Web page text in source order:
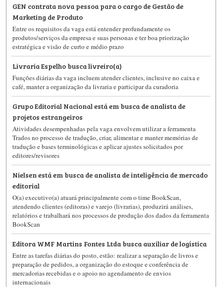
GEN contrata nova pessoa para o cargo de Gestão de
Marketing de Produto
Entre os requisitos da vaga está entender profundamente os
produtos/serviços da empresa e suas personas e ter boa priorização
estratégica e visão de curto e médio prazo
Livraria Espelho busca livreiro(a)
Funções diárias da vaga incluem atender clientes, inclusive no caixa e
café, manter a organização da livraria e participar da curadoria
Grupo Editorial Nacional está em busca de analista de
projetos estrangeiros
Atividades desempenhadas pela vaga envolvem utilizar a ferramenta
Trados no processo de tradução, criar, alimentar e manter memórias de
tradução e bases terminológicas e aplicar ajustes solicitados por
editores/revisores
Nielsen está em busca de analista de inteligência de mercado
editorial
O(a) executivo(a) atuará principalmente com o time BookScan,
atendendo clientes (editoras) e varejo (livrarias), produzirá análises,
relatórios e trabalhará nos processos de produção dos dados da ferramenta
BookScan
Editora WMF Martins Fontes Ltda busca auxiliar de logística
Entre as tarefas diárias do posto, estão: realizar a separação de livros e
preparação de pedidos, a organização do estoque e conferência de
mercadorias recebidas e o apoio no agendamento de envios
internacionais